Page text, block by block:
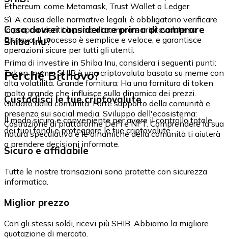
Ethereum, come Metamask, Trust Wallet o Ledger.
Sì. A causa delle normative legali, è obbligatorio verificare
la propria identità prima di comprare criptovalute su
Bitnovo. Il processo è semplice e veloce, e garantisce
operazioni sicure per tutti gli utenti.
Cosa dovrei considerare prima di comprare
Shiba Inu?
Prima di investire in Shiba Inu, considera i seguenti punti:
Token meme: SHIB è una criptovaluta basata su meme con
alta volatilità. Grande fornitura: Ha una fornitura di token
molto grande che influisce sulla dinamica dei prezzi.
Guidato dalla comunità: Forte supporto della comunità e
presenza sui social media. Sviluppo dell'ecosistema:
Costruzione di piattaforme DeFi e NFT. Comprendere la sua
natura speculativa e le dinamiche della comunità ti aiuterà
a prendere decisioni informate.
Perché Bitnovo?
Custodisci le tue criptovalute
Il modo sicuro e conveniente per avere il controllo totale
dei tuoi fondi e proteggere le tue criptovalute.
Sicuro e affidabile
Tutte le nostre transazioni sono protette con sicurezza
informatica.
Miglior prezzo
Con gli stessi soldi, ricevi più SHIB. Abbiamo la migliore
quotazione di mercato.